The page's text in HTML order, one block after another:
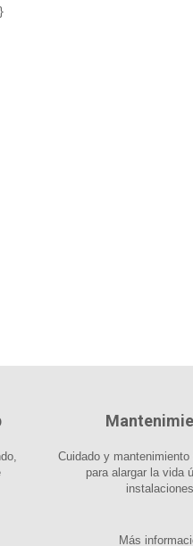
Cuidado y
para alargar la vida
Más